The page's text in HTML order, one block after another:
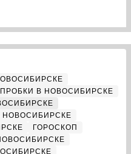
ПРОБКИ В НОВОСИБИРСКЕ
НОВОСИБИРСКЕ
ГОРОСКОП